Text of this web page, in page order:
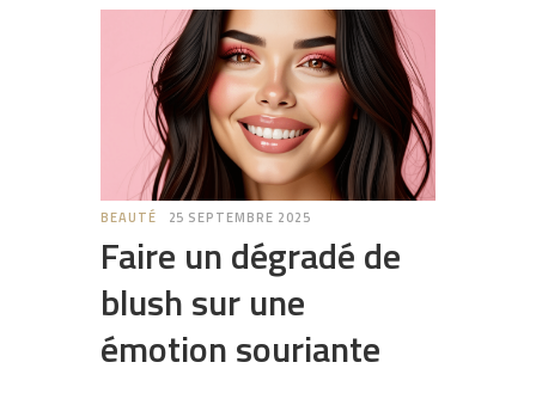
BEAUTÉ 25 SEPTEMBRE 2025
Faire un dégradé de
blush sur une
émotion souriante